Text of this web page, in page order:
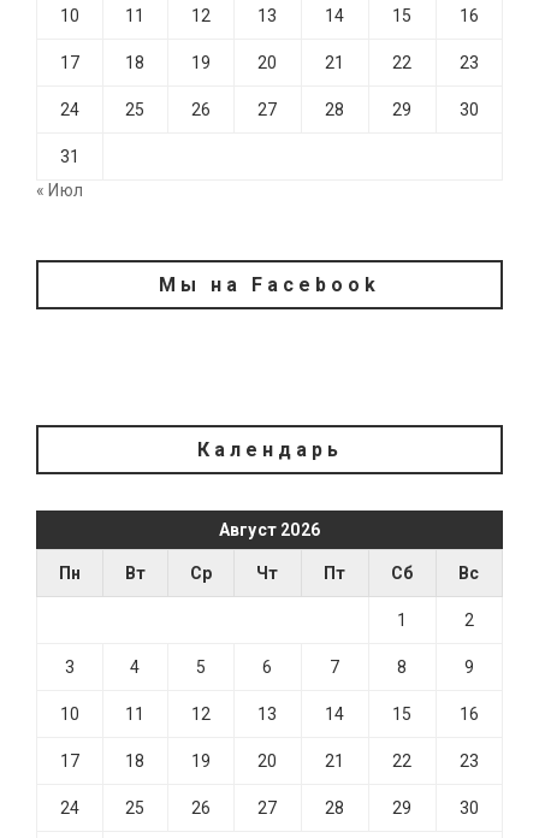
10 11 12 13 14 15 16
17 18 19 20 21 22 23
24 25 26 27 28 29 30
31
« Июл
Мы на Facebook
Календарь
Август 2026
Пн Вт Ср Чт Пт Сб Вс
1 2
3 4 5 6 7 8 9
10 11 12 13 14 15 16
17 18 19 20 21 22 23
24 25 26 27 28 29 30